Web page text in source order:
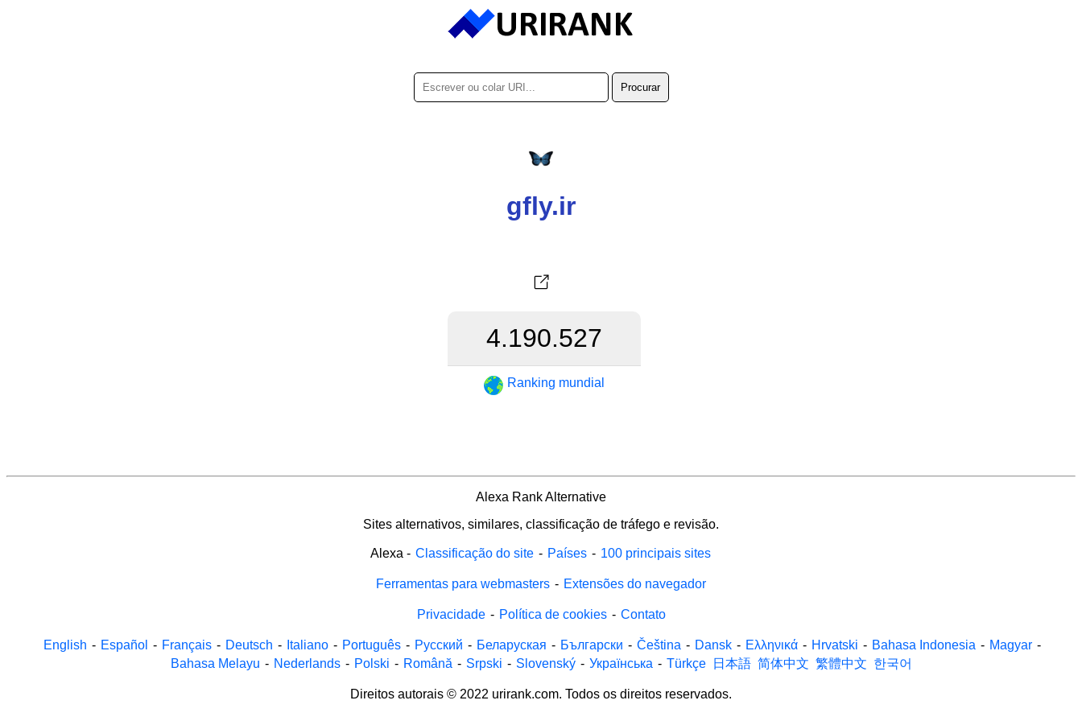
gfly.ir
4.190.527
Ranking mundial
Alexa Rank Alternative
Sites alternativos, similares, classificação de tráfego e revisão.
Alexa - Classificação do site - Países - 100 principais sites
Ferramentas para webmasters - Extensões do navegador
Privacidade - Política de cookies - Contato
English - Español - Français - Deutsch - Italiano - Português - Русский - Беларуская - Български - Čeština - Dansk - Ελληνικά - Hrvatski - Bahasa Indonesia - Magyar -
Bahasa Melayu - Nederlands - Polski - Română - Srpski - Slovenský - Українська - Türkçe 日本語 简体中文 繁體中文 한국어
Direitos autorais © 2022 urirank.com. Todos os direitos reservados.